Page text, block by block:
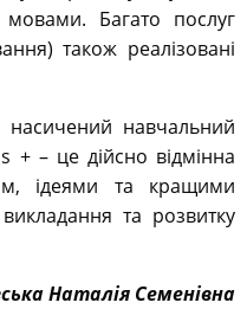
мовами. Багато послуг
також реалізовані
навчальний
+ – це дійсно відмінна
ідеями та кращими
та розвитку
Наталія Семенівна